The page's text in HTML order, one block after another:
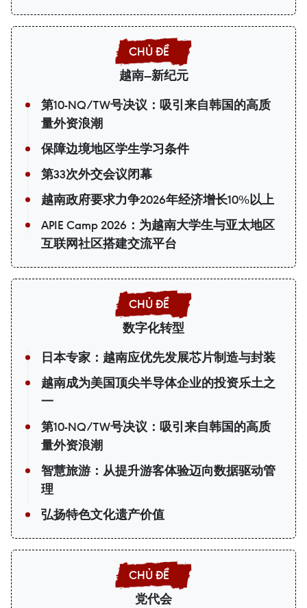
越南—新纪元
第10-NQ/TW号决议：吸引来自韩国的高质
量外资浪潮
保障边境地区学生学习条件
第33次外交会议闭幕
越南政府要求力争2026年经济增长10%以上
APIE Camp 2026：为越南大学生与亚太地区
互联网社区搭建交流平台
数字化转型
日本专家：越南应优先发展芯片制造与封装
越南成为美国顶尖半导体企业的投资乐土之
一
第10-NQ/TW号决议：吸引来自韩国的高质
量外资浪潮
智慧旅游：从提升游客体验迈向数据驱动管
理
弘扬特色文化遗产价值
党代会